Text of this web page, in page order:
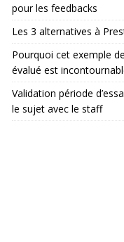
pour les feedbacks
Les 3 alternatives à
Pourquoi cet exemple
évalué est
Validation période
le sujet avec le staff